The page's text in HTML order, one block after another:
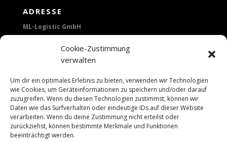
Cookie-Zustimmung
verwalten
Um dir ein optimales Erlebnis zu bieten, verwenden wir Technologien
wie Cookies, um Geräteinformationen zu speichern und/oder darauf
zuzugreifen. Wenn du diesen Technologien zustimmst, können wir
Daten wie das Surfverhalten oder eindeutige IDs auf dieser Website
verarbeiten. Wenn du deine Zustimmung nicht erteilst oder
zurückziehst, können bestimmte Merkmale und Funktionen
beeinträchtigt werden.
ADRESSE
ML-Logistic GmbH
Lerchenstraße 14
80995 München